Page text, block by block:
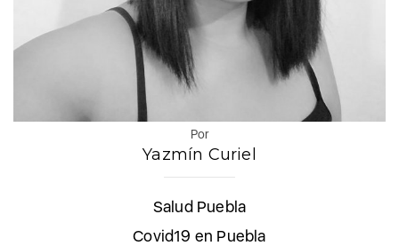
Por
Yazmín Curiel
Salud Puebla
Covid19 en Puebla